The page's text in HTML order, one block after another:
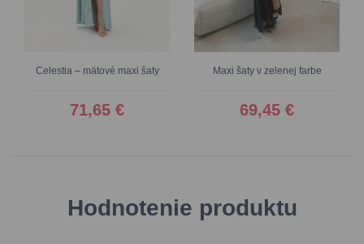
Celestia – mätové maxi šaty
71,65 €
Maxi šaty v zelenej farbe
69,45 €
Hodnotenie produktu